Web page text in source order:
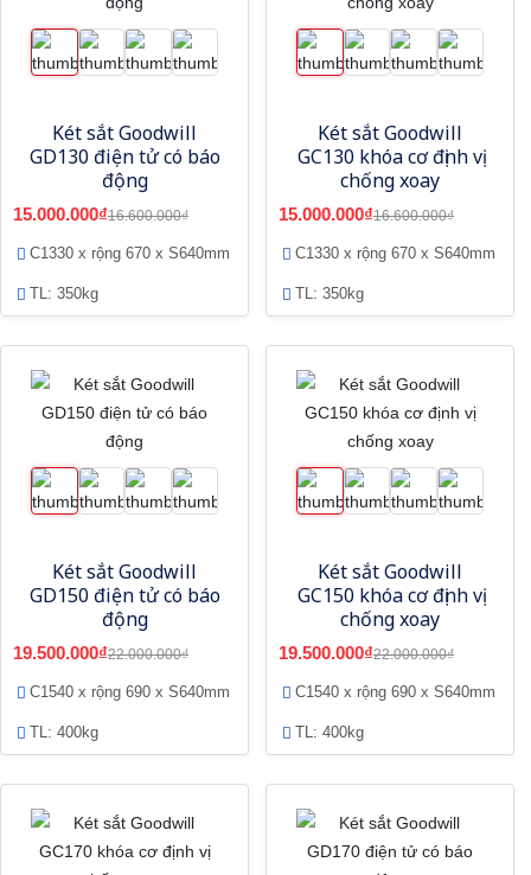
Két sắt Goodwill
GD130 điện tử có báo
động
15.000.000₫16.600.000₫
C1330 x rộng 670 x S640mm
TL: 350kg
Két sắt Goodwill
GC130 khóa cơ định vị
chống xoay
15.000.000₫16.600.000₫
C1330 x rộng 670 x S640mm
TL: 350kg
Két sắt Goodwill
GD150 điện tử có báo
động
19.500.000₫22.000.000₫
C1540 x rộng 690 x S640mm
TL: 400kg
Két sắt Goodwill
GC150 khóa cơ định vị
chống xoay
19.500.000₫22.000.000₫
C1540 x rộng 690 x S640mm
TL: 400kg